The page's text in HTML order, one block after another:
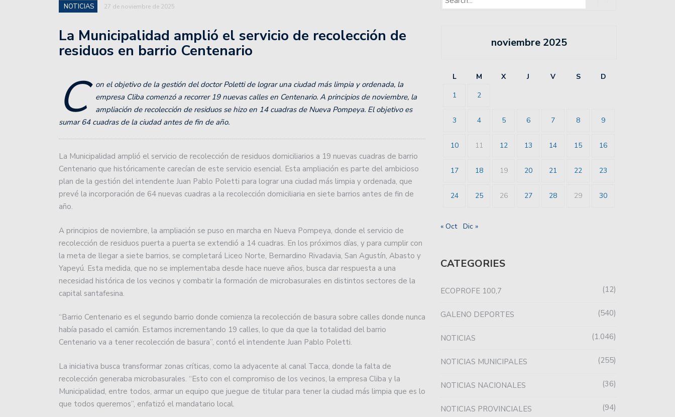
Atenas cumplió en San Juan.
Básquetbol Liga Nacional: volvió a ganar Unión, un triunfazo para soñar con la
salvación.
Lanús le empató a Unión en un partido que terminó con polémica por la Copa de
la Liga.
El impactante codazo que hizo perder el conocimiento a un jugador de Colón:
Colón debutará en la Primera Nacional recibiendo a Defensores Unidos de
Se viene el Oficial 2024 en el básquet asociativo.
Estudiantes aprovechó la falta de gol de Unión y se llevó todo de Santa Fe.
Unión intentará seguir su racha cuando esta noche, a partir de las 21.30, reciba
Con una convincente actuación, Unión consiguió un valioso triunfo en
Avellaneda.
Colón igualó en Córdoba ante Racing en el último amistoso.
Unión debuta esta noche ante Rácing en el estadio “Juan D. Perón”.
NOTICIAS 27 de noviembre de 2025
La Municipalidad amplió el servicio de recolección de
residuos en barrio Centenario
C
on el objetivo de la gestión del doctor Poletti de lograr una ciudad más limpia y ordenada, la
empresa Cliba comenzó a recorrer 19 nuevas calles en Centenario. A principios de noviembre, la
ampliación de recolección de residuos se hizo en 14 cuadras de Nueva Pompeya. El objetivo es
sumar 64 cuadras de la ciudad antes de fin de año.
La Municipalidad amplió el servicio de recolección de residuos domiciliarios a 19 nuevas cuadras de barrio
Centenario que históricamente carecían de este servicio esencial. Esta ampliación es parte del ambicioso
plan de la gestión del intendente Juan Pablo Poletti para lograr una ciudad más limpia y ordenada, que
prevé la incorporación de 64 nuevas cuadras a la recolección domiciliaria en siete barrios antes de fin de
año.
A principios de noviembre, la ampliación se puso en marcha en Nueva Pompeya, donde el servicio de
recolección de residuos puerta a puerta se extendió a 14 cuadras. En los próximos días, y para cumplir con
la meta de llegar a siete barrios, se completará Liceo Norte, Bernardino Rivadavia, San Agustín, Abasto y
Yapeyú. Esta medida, que no se implementaba desde hace nueve años, busca dar respuesta a una
necesidad histórica de los vecinos y combatir la formación de microbasurales en distintos sectores de la
capital santafesina.
“Barrio Centenario es el segundo barrio donde comienza la recolección de basura sobre calles donde nunca
había pasado el camión. Estamos incrementando 19 calles, lo que da que la totalidad del barrio
Centenario va a tener recolección de basura”, contó el intendente Juan Pablo Poletti.
La iniciativa busca transformar zonas críticas, como la adyacente al canal Tacca, donde la falta de
recolección generaba microbasurales. “Esto con el compromiso de los vecinos, la empresa Cliba y la
Municipalidad, entre todos, armar un equipo que juegue de titular para tener la ciudad más limpia que es lo
que todos queremos”, enfatizó el mandatario local.
noviembre 2025
L M X J V S
D
1
2
3 4 5 6 7 8 9
10 11 12 13 14 15 16
17 18 19 20 21 22 23
24 25 26 27 28 29 30
« Oct Dic »
CATEGORIES
ECOPROFE 100,7 12
GALENO DEPORTES 540
NOTICIAS 1.046
NOTICIAS MUNICIPALES 255
NOTICIAS NACIONALES 36
NOTICIAS PROVINCIALES 94